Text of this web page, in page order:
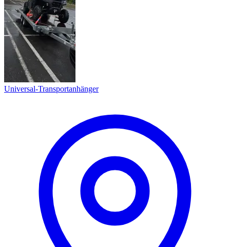
Universal-Transportanhänger